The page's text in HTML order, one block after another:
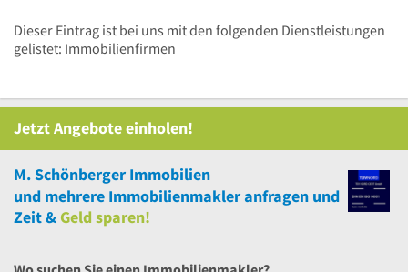
Dieser Eintrag ist bei uns mit den folgenden Dienstleistungen
gelistet: Immobilienfirmen
Jetzt Angebote einholen!
M. Schönberger Immobilien
und mehrere Immobilienmakler anfragen und
Zeit &Geld sparen!